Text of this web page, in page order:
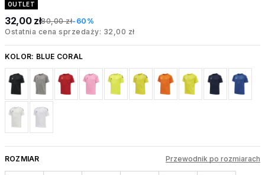
OUTLET
32,00 zł80,00 zł-60%
Ostatnia cena sprzedaży: 32,00 zł
KOLOR: BLUE CORAL
ROZMIAR Przewodnik po rozmiarach